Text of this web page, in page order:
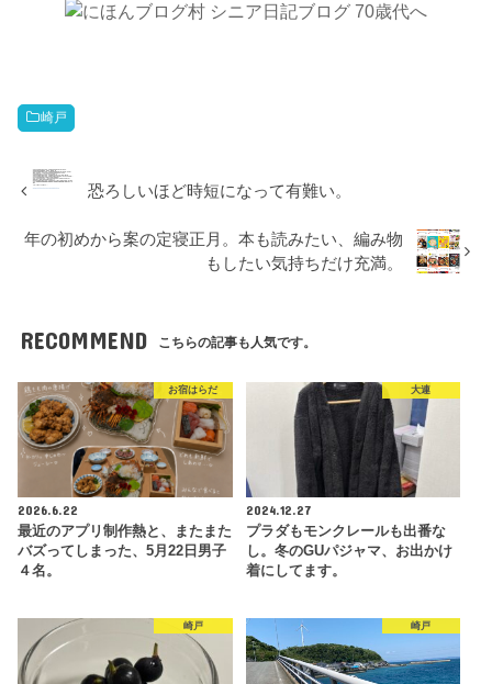
崎戸
恐ろしいほど時短になって有難い。
年の初めから案の定寝正月。本も読みたい、編み物
もしたい気持ちだけ充満。
RECOMMEND こちらの記事も人気です。
お宿はらだ
2026.6.22
最近のアプリ制作熱と、またまた
バズってしまった、5月22日男子
４名。
大連
2024.12.27
プラダもモンクレールも出番な
し。冬のGUパジャマ、お出かけ
着にしてます。
崎戸 崎戸